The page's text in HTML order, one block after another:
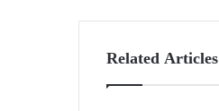
Related Articles